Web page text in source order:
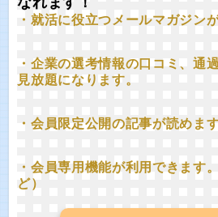
・就活に役立つメールマガジン
・企業の選考情報の口コミ、通
見放題になります。
・会員限定公開の記事が読めます
・会員専用機能が利用できます
ど）